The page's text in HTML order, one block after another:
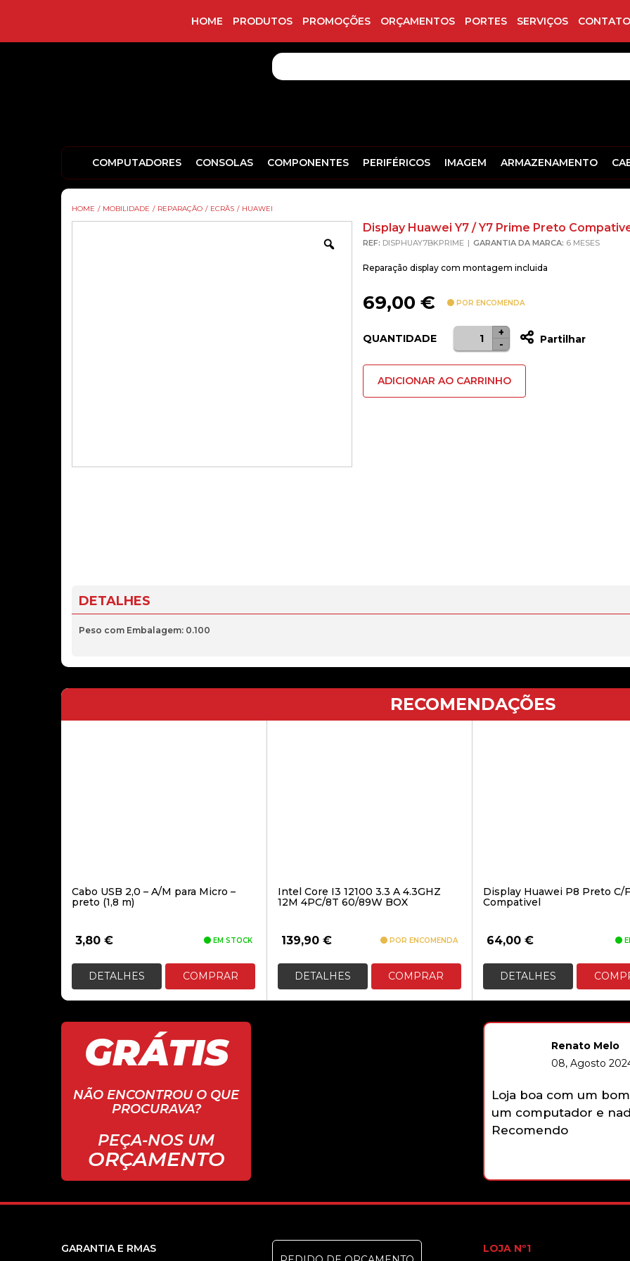
HOME PRODUTOS PROMOÇÕES ORÇAMENTOS PORTES SERVIÇOS
COMPUTADORES CONSOLAS COMPONENTES PERIFÉRICOS IMAGEM ARMAZENAMENTO
HOME / MOBILIDADE / REPARAÇÃO / ECRÃS / HUAWEI
Zoom
Display Huawei Y7 / Y7 Prime Preto
REF: DISPHUAY7BKPRIME GARANTIA DA MARCA: 6 MESES
Reparação display com montagem incluida
69,00 € POR ENCOMENDA
QUANTIDADE
Quantidade
de
Display
Huawei
-
+
Partilhar
ADICIONAR AO CARRINHO
DETALHES
Peso com Embalagem: 0.100
RECOMENDAÇÕES
Cabo USB 2,0 – A/M para Micro –
preto (1,8 m)
3,80 € EM STOCK
DETALHES COMPRAR
Intel Core I3 12100 3.3 A 4.3GHZ
12M 4PC/8T 60/89W BOX
139,90 € POR ENCOMENDA
DETALHES COMPRAR
Display Huawei P8 Preto C/
Compativel
64,00 €
DETALHES
GRÁTIS
NÃO ENCONTROU O QUE
PROCURAVA?
PEÇA-NOS UM
ORÇAMENTO
Renato Melo
08, Agosto
Loja boa com um
um computador e
Recomendo
GARANTIA E RMAS
LOJA Nº1